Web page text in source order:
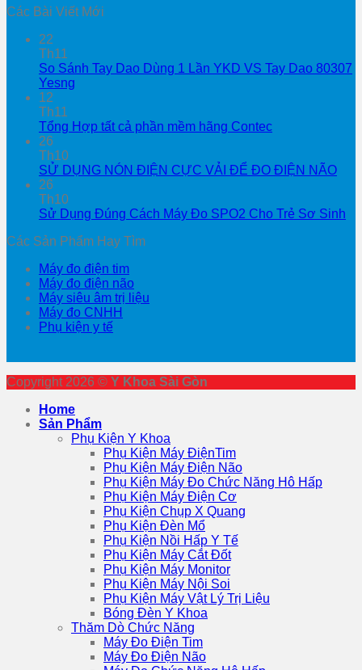
Các Bài Viết Mới
22
Th11
So Sánh Tay Dao Dùng 1 Lần YKD VS Tay Dao 80307
Yesng
12
Th11
Tổng Hợp tất cả phần mềm hãng Contec
26
Th10
SỬ DỤNG NÓN ĐIỆN CỰC VẢI ĐỂ ĐO ĐIỆN NÃO
26
Th10
Sử Dụng Đúng Cách Máy Đo SPO2 Cho Trẻ Sơ Sinh
Các Sản Phẩm Hay Tìm
Máy đo điện tim
Máy đo điện não
Máy siêu âm trị liệu
Máy đo CNHH
Phụ kiện y tế
Copyright 2026 © Y Khoa Sài Gòn
Home
Sản Phẩm
Phụ Kiện Y Khoa
Phụ Kiện Máy ĐiệnTim
Phụ Kiện Máy Điện Não
Phụ Kiện Máy Đo Chức Năng Hô Hấp
Phụ Kiện Máy Điện Cơ
Phụ Kiện Chụp X Quang
Phụ Kiện Đèn Mổ
Phụ Kiện Nồi Hấp Y Tế
Phụ Kiện Máy Cắt Đốt
Phụ Kiện Máy Monitor
Phụ Kiện Máy Nội Soi
Phụ Kiện Máy Vật Lý Trị Liệu
Bóng Đèn Y Khoa
Thăm Dò Chức Năng
Máy Đo Điện Tim
Máy Đo Điện Não